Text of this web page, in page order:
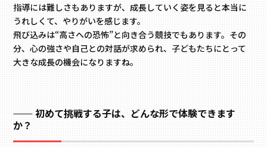
指導には難しさもありますが、成長していく姿を見ると本当に
うれしくて、やりがいを感じます。
飛び込みは“高さへの恐怖”と向き合う競技でもあります。その
分、心の強さや自己との対話が求められ、子どもたちにとって
大きな成長の機会になりますね。
初めて挑戦する子は、どんな形で体験できます
か？